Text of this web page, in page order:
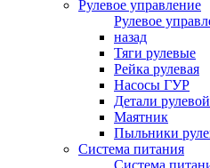
Рулевое управление
Рулевое
назад
Тяги рулевые
Рейка рулевая
Насосы ГУР
Детали
Маятник
Пыльники
Система питания
Система